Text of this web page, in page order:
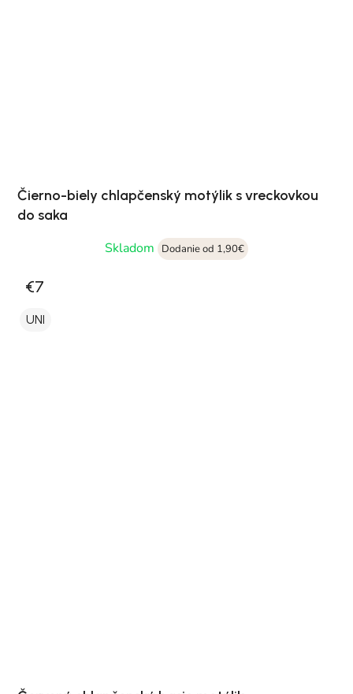
Čierno-biely chlapčenský motýlik s vreckovkou
do saka
Skladom
Dodanie od 1,90€
€7
UNI